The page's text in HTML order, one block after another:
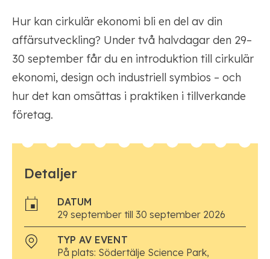
Hur kan cirkulär ekonomi bli en del av din
affärsutveckling? Under två halvdagar den 29–
30 september får du en introduktion till cirkulär
ekonomi, design och industriell symbios – och
hur det kan omsättas i praktiken i tillverkande
företag.
Detaljer
DATUM
29 september till 30 september 2026
TYP AV EVENT
På plats: Södertälje Science Park,